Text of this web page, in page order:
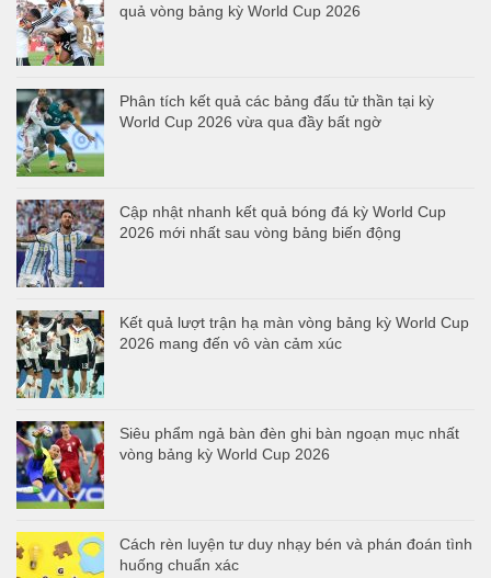
quả vòng bảng kỳ World Cup 2026
Phân tích kết quả các bảng đấu tử thần tại kỳ
World Cup 2026 vừa qua đầy bất ngờ
Cập nhật nhanh kết quả bóng đá kỳ World Cup
2026 mới nhất sau vòng bảng biến động
Kết quả lượt trận hạ màn vòng bảng kỳ World Cup
2026 mang đến vô vàn cảm xúc
Siêu phẩm ngả bàn đèn ghi bàn ngoạn mục nhất
vòng bảng kỳ World Cup 2026
Cách rèn luyện tư duy nhạy bén và phán đoán tình
huống chuẩn xác